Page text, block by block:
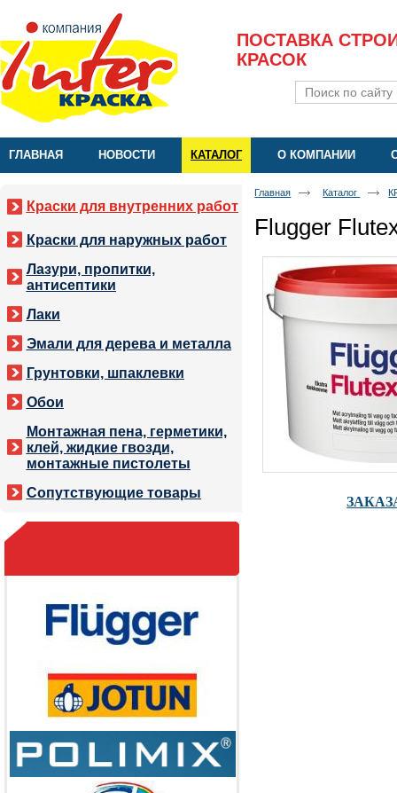
ПОСТАВКА
КРАСОК
ГЛАВНАЯ НОВОСТИ КАТАЛОГ О КОМПАНИИ
Краски для внутренних работ
Краски для наружных работ
Лазури, пропитки,
антисептики
Лаки
Эмали для дерева и металла
Грунтовки, шпаклевки
Обои
Монтажная пена, герметики,
клей, жидкие гвозди,
монтажные пистолеты
Сопутствующие товары
Главная Каталог
Flugger